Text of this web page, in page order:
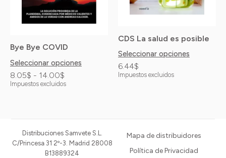
Bye Bye COVID
8.05$ - 14.00$
Impuestos excluidos
Seleccionar opciones
pueden
en
la
página
CDS La salud es posible
6.44$
Impuestos excluidos
Seleccionar opciones
elegir
en
la
Distribuciones Samvete S.L.
C/Princesa 31 2º-3. Madrid 28008
B13889324
Mapa de distribuidores
Política de Privacidad